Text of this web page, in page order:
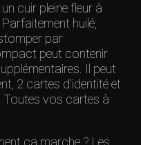
cuir pleine fleur à
huilé,
par
peut contenir
Il peut
2 cartes d’identité et
Toutes vos cartes à